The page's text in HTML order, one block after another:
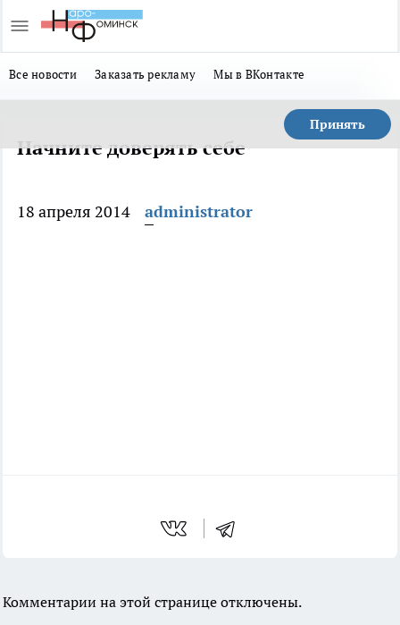
Все новости Заказать рекламу Мы в ВКонтакте
Принять
Начните доверять себе
18 апреля 2014 administrator
Комментарии на этой странице отключены.